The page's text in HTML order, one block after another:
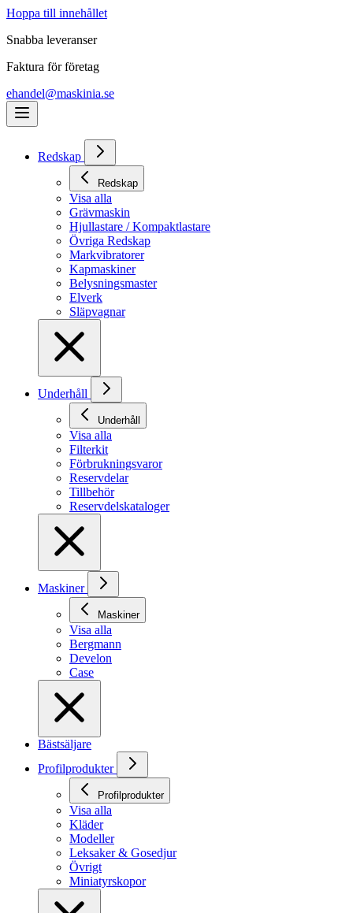
Hoppa till innehållet
Snabba leveranser
Faktura för företag
ehandel@maskinia.se
Redskap
Redskap
Visa alla
Grävmaskin
Hjullastare / Kompaktlastare
Övriga Redskap
Markvibratorer
Kapmaskiner
Belysningsmaster
Elverk
Släpvagnar
Underhåll
Underhåll
Visa alla
Filterkit
Förbrukningsvaror
Reservdelar
Tillbehör
Reservdelskataloger
Maskiner
Maskiner
Visa alla
Bergmann
Develon
Case
Bästsäljare
Profilprodukter
Profilprodukter
Visa alla
Kläder
Modeller
Leksaker & Gosedjur
Övrigt
Miniatyrskopor